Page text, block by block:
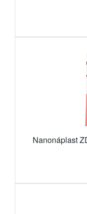
Nanonáplast